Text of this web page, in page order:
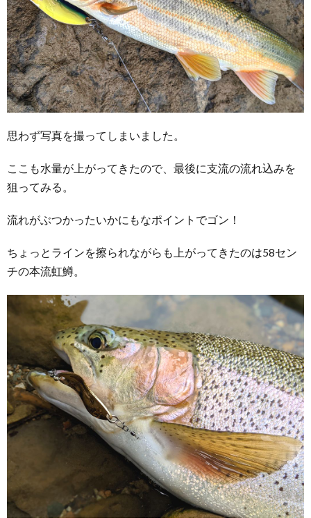
思わず写真を撮ってしまいました。
ここも水量が上がってきたので、最後に支流の流れ込みを
狙ってみる。
流れがぶつかったいかにもなポイントでゴン！
ちょっとラインを擦られながらも上がってきたのは58セン
チの本流虹鱒。